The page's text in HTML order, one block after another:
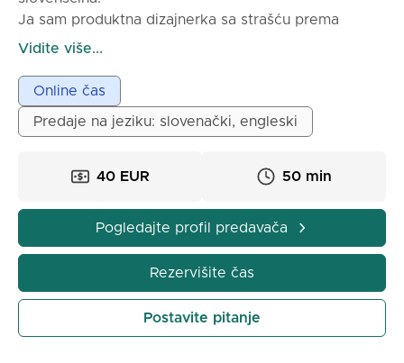
Ja sam produktna dizajnerka sa strašću prema
jezicima, još posebno prema mom maternjem jeziku.
grupu pojedinaca koji su se želeli naučiti slovenščinu,
što me je motivisalo da počnem da predajem. Pored
jezika, volim i planinarenje, crtanje i dizajn.
Vidite više...
Online čas
Predaje na jeziku: slovenački, engleski
40 EUR 50 min
Pogledajte profil predavača
Rezervišite čas
Postavite pitanje